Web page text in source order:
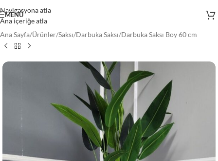
Navigasyona atla
Ana içeriğe atla
MENÜ
Ana Sayfa/Ürünler/Saksı/Darbuka Saksı/Darbuka Saksı Boy 60 cm